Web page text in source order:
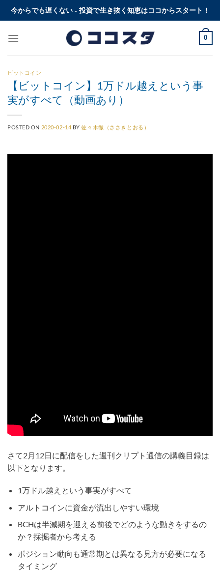
Skip今からでも遅くない - 投資で生き抜く知恵はココからスタート！
0
ビットコイン
【ビットコイン】1万ドル越えという事
実がすべて（動画あり）
POSTED ON 2020-02-14 BY佐々木徹（ささきとおる）
さて2月12日に配信をした週刊クリプト通信の講義目録は
以下となります。
1万ドル越えという事実がすべて
アルトコインに資金が流出しやすい環境
BCHは半減期を迎える前後でどのような動きをするの
か？採掘者から考える
ポジション動向も通常期とは異なる見方が必要になる
タイミング